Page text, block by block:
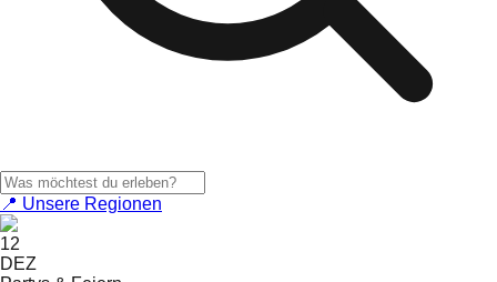
📍 Unsere Regionen
12
DEZ